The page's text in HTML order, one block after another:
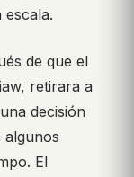
de que el
retirara a
decisión
algunos
El